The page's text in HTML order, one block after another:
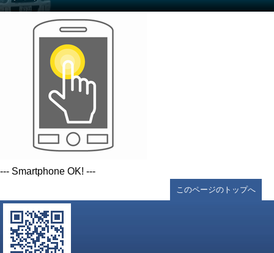
--- Smartphone OK! ---
このページのトップへ